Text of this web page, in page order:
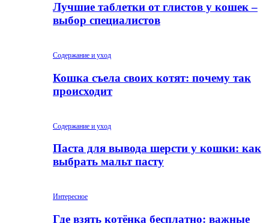
Лучшие таблетки от глистов у кошек –
выбор специалистов
Содержание и уход
Кошка съела своих котят: почему так
происходит
Содержание и уход
Паста для вывода шерсти у кошки: как
выбрать мальт пасту
Интересное
Где взять котёнка бесплатно: важные